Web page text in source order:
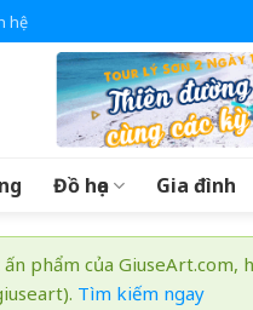
hệ
Đồ họa Gia đình
phẩm của
Tìm kiếm ngay